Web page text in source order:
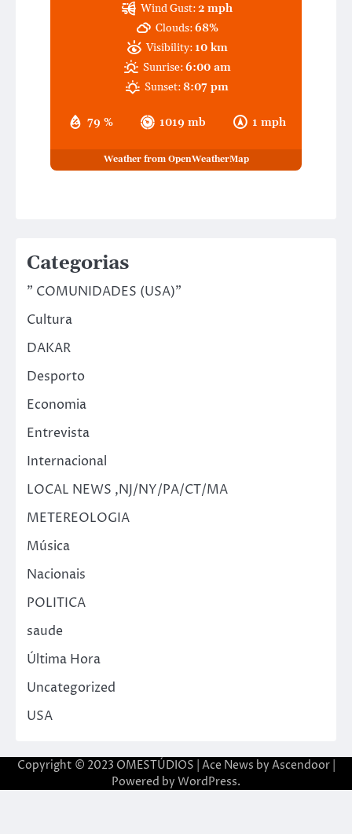
79 % 1019 mb 1 mph
Wind Gust:2 mph
Clouds:68%
Visibility: 10 km
Sunrise:6:00 am
Sunset:8:07 pm
Weather from OpenWeatherMap
Categorias
" COMUNIDADES (USA)"
Cultura
DAKAR
Desporto
Economia
Entrevista
Internacional
LOCAL NEWS ,NJ/NY/PA/CT/MA
METEREOLOGIA
Música
Nacionais
POLITICA
saude
Última Hora
Uncategorized
USA
Copyright © 2023 OMESTÚDIOS | Ace News by Ascendoor|
Powered by WordPress.